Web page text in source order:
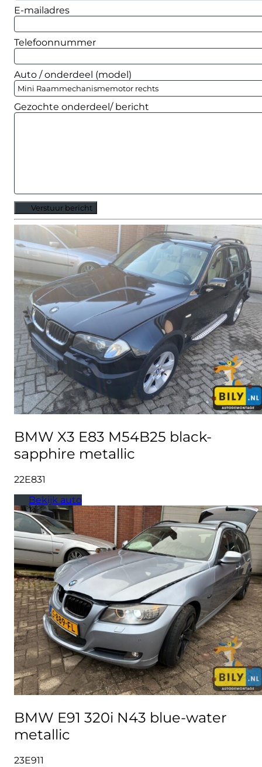
E-mailadres
Telefoonnummer
Auto / onderdeel (model)
Gezochte onderdeel/ bericht
Verstuur bericht
Alternative:
BMW X3 E83 M54B25 black-
sapphire metallic
22E831
Bekijk auto
BMW E91 320i N43 blue-water
metallic
23E911